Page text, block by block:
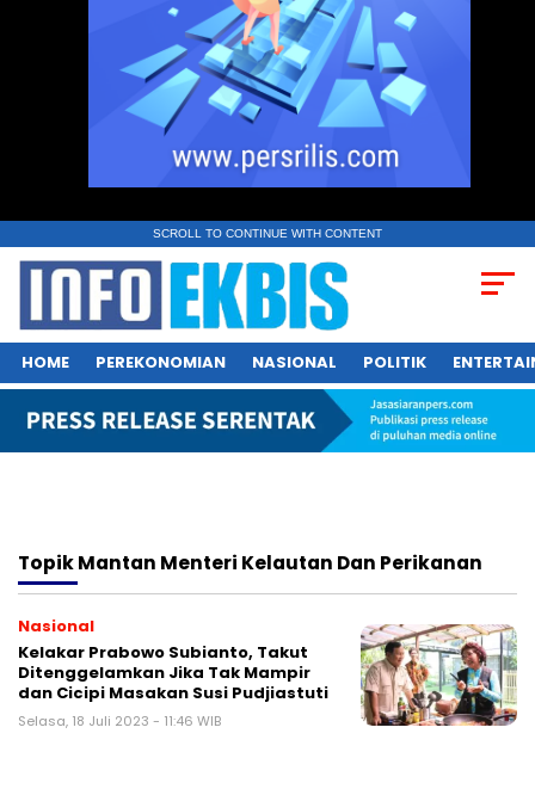
SCROLL TO CONTINUE WITH CONTENT
HOME PEREKONOMIAN NASIONAL POLITIK
TopikMantan Menteri Kelautan Dan Perikanan
Nasional
Kelakar Prabowo Subianto, Takut
Ditenggelamkan Jika Tak Mampir
dan Cicipi Masakan Susi Pudjiastuti
Selasa, 18 Juli 2023 - 11:46 WIB